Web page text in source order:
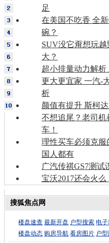
足
在美国不吃香 全
碗？
SUV没它甭想玩
大？
超小排量动力解析
更大更宜家 一汽-
析
颜值有提升 斯柯
不想追尾？老司机
车！
理性买车必须克服
国人都有
广汽传祺GS7测试
宝沃2017还会火
搜狐焦点网
楼盘速查 最新开盘 户型搜索 电子
楼盘动态 购房导航 看房图片 户